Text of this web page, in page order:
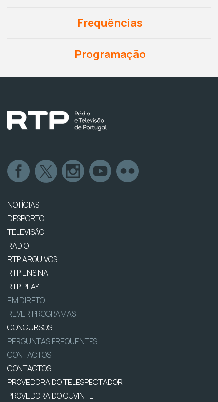
Frequências
Programação
NOTÍCIAS
DESPORTO
TELEVISÃO
RÁDIO
RTP ARQUIVOS
RTP ENSINA
RTP PLAY
EM DIRETO
REVER PROGRAMAS
CONCURSOS
PERGUNTAS FREQUENTES
CONTACTOS
CONTACTOS
PROVEDORA DO TELESPECTADOR
PROVEDORA DO OUVINTE